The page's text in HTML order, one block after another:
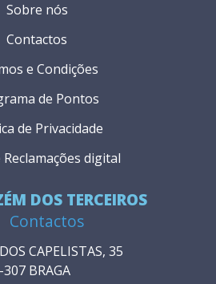
DOS TERCEIROS
Contactos
CAPELISTAS, 35
BRAGA
Sobre nós
Contactos
e Condições
de Pontos
de Privacidade
digital